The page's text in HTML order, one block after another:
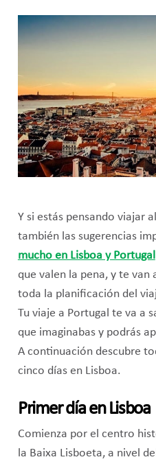
Y si estás pensando viajar
también las sugerencias
mucho en Lisboa y Portugal
que valen la pena, y te
toda la planificación del
Tu viaje a Portugal te va a
que imaginabas y podrás
A continuación descubre
cinco días en Lisboa.
Primer día en Lisboa
Comienza por el centro
la Baixa Lisboeta, a nivel